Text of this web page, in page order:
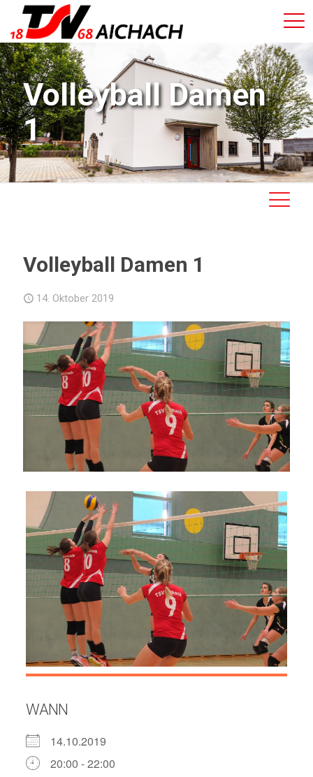
Volleyball Damen
1
Volleyball Damen 1
14. Oktober 2019
WANN
14.10.2019
20:00 - 22:00